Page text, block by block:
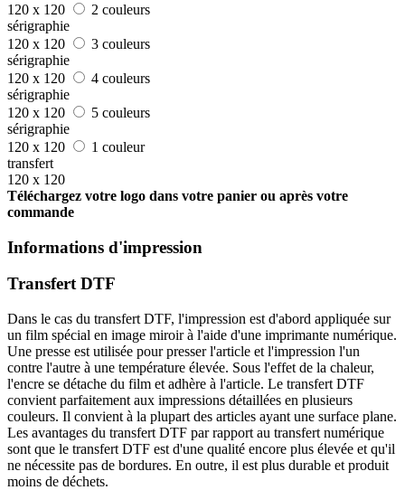
120 x 120
2 couleurs
sérigraphie
120 x 120
3 couleurs
sérigraphie
120 x 120
4 couleurs
sérigraphie
120 x 120
5 couleurs
sérigraphie
120 x 120
1 couleur
transfert
120 x 120
Téléchargez votre logo dans votre panier ou après votre
commande
Informations d'impression
Transfert DTF
Dans le cas du transfert DTF, l'impression est d'abord appliquée sur
un film spécial en image miroir à l'aide d'une imprimante numérique.
Une presse est utilisée pour presser l'article et l'impression l'un
contre l'autre à une température élevée. Sous l'effet de la chaleur,
l'encre se détache du film et adhère à l'article. Le transfert DTF
convient parfaitement aux impressions détaillées en plusieurs
couleurs. Il convient à la plupart des articles ayant une surface plane.
Les avantages du transfert DTF par rapport au transfert numérique
sont que le transfert DTF est d'une qualité encore plus élevée et qu'il
ne nécessite pas de bordures. En outre, il est plus durable et produit
moins de déchets.